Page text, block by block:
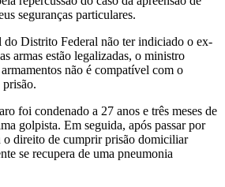
seguranças particulares.
Distrito Federal não ter indiciado o ex-
armas estão legalizadas, o ministro
não é compatível com o
foi condenado a 27 anos e três meses de
golpista. Em seguida, após passar por
o direito de cumprir prisão domiciliar
se recupera de uma pneumonia